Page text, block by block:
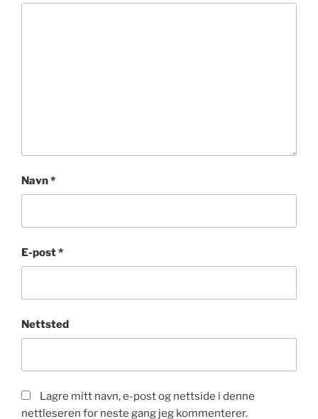
Navn*
E-post*
Nettsted
Lagre mitt navn, e-post og nettside i denne
nettleseren for neste gang jeg kommenterer.